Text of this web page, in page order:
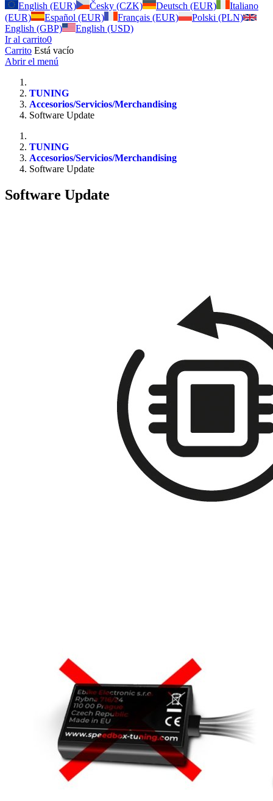
English (EUR)
Česky (CZK) Deutsch (EUR)
Italiano
(EUR)
Español (EUR) Français (EUR)
Polski (PLN)
English (GBP)
English (USD)
Ir al carrito0
Carrito Está vacío
Abrir el menú
TUNING
Accesorios/Servicios/Merchandising
Software Update
TUNING
Accesorios/Servicios/Merchandising
Software Update
Software Update